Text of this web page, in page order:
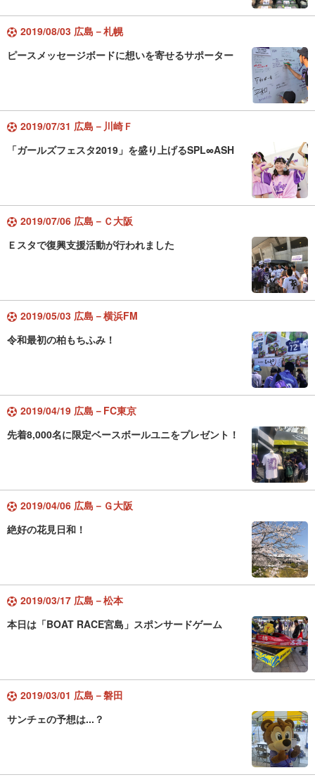
2019/08/03 広島－札幌
ピースメッセージボードに想いを寄せるサポーター
2019/07/31 広島－川崎Ｆ
「ガールズフェスタ2019」を盛り上げるSPL∞ASH
2019/07/06 広島－Ｃ大阪
Ｅスタで復興支援活動が行われました
2019/05/03 広島－横浜FM
令和最初の柏もちふみ！
2019/04/19 広島－FC東京
先着8,000名に限定ベースボールユニをプレゼント！
2019/04/06 広島－Ｇ大阪
絶好の花見日和！
2019/03/17 広島－松本
本日は「BOAT RACE宮島」スポンサードゲーム
2019/03/01 広島－磐田
サンチェの予想は...？